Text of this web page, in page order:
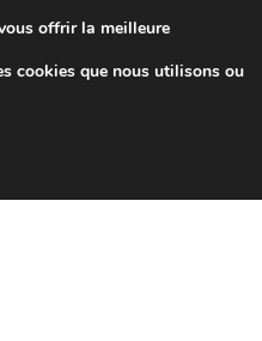
partir de 7 EUR
de 9 h à 16 h
offrir la meilleure
cookies que nous utilisons ou